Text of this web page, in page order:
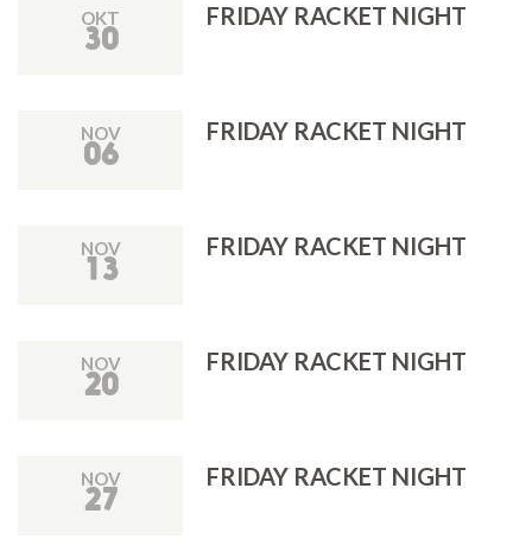
OKT
30
FRIDAY RACKET NIGHT
NOV
06
FRIDAY RACKET NIGHT
NOV
13
FRIDAY RACKET NIGHT
NOV
20
FRIDAY RACKET NIGHT
NOV
27
FRIDAY RACKET NIGHT